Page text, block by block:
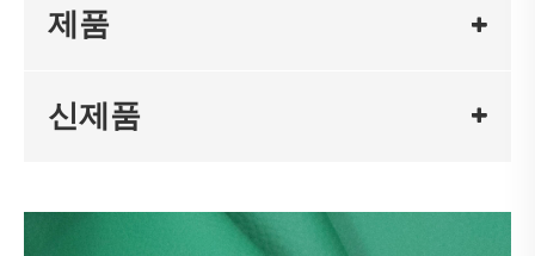
제품
신제품